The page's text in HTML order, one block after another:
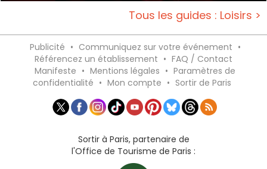
Tous les guides : Loisirs >
Publicité • Communiquez sur votre événement •
Référencez un établissement • FAQ / Contact
Manifeste • Mentions légales • Paramètres de
confidentialité • Mon compte • Sortir de Paris
Sortir à Paris, partenaire de
l'Office de Tourisme de Paris :